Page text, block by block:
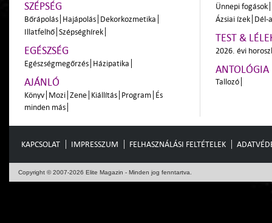
SZÉPSÉG
Bőrápolás Hajápolás Dekorkozmetika
Illatfelhő Szépséghírek
EGÉSZSÉG
Egészségmegőrzés Házipatika
AJÁNLÓ
Könyv Mozi Zene Kiállítás Program És
minden más
Ünnepi fogások
Ázsiai ízek Dél-
TEST &
2026. évi
ANTOLÓGIA
Tallozó
KAPCSOLAT IMPRESSZUM FELHASZNÁLÁSI FELTÉTELEK
Copyright © 2007-2026 Elite Magazin - Minden jog fenntartva.